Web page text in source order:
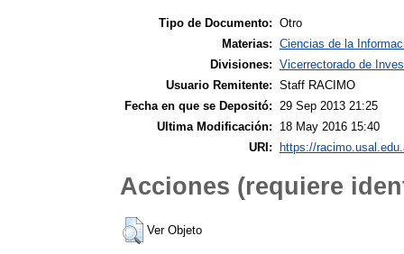
Tipo de Documento: Otro
Materias: Ciencias de la
Divisiones: Vicerrectorado de
Usuario Remitente: Staff RACIMO
Fecha en que se Depositó:
29 Sep 2013 21:25
Ultima Modificación:
18 May 2016 15:40
URI: https://
Acciones (requiere
Ver Objeto